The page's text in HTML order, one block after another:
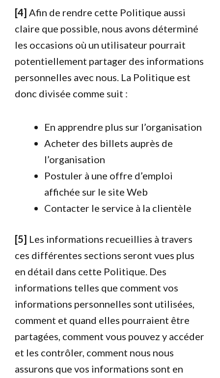
[4] Afin de rendre cette Politique aussi
claire que possible, nous avons déterminé
les occasions où un utilisateur pourrait
potentiellement partager des informations
personnelles avec nous. La Politique est
donc divisée comme suit :
En apprendre plus sur l’organisation
Acheter des billets auprès de
l’organisation
Postuler à une offre d’emploi
affichée sur le site Web
Contacter le service à la clientèle
[5] Les informations recueillies à travers
ces différentes sections seront vues plus
en détail dans cette Politique. Des
informations telles que comment vos
informations personnelles sont utilisées,
comment et quand elles pourraient être
partagées, comment vous pouvez y accéder
et les contrôler, comment nous nous
assurons que vos informations sont en